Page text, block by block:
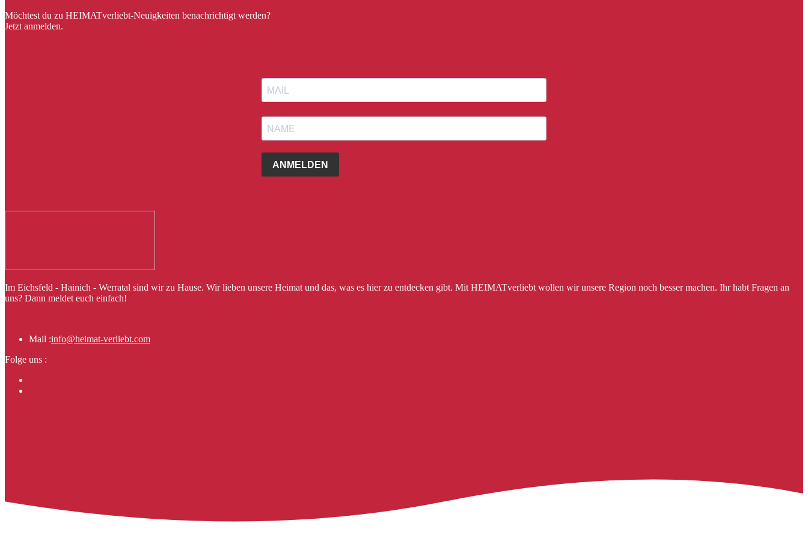
Möchtest du zu HEIMATverliebt-Neuigkeiten benachrichtigt werden?
Jetzt anmelden.
ANMELDEN
Im Eichsfeld - Hainich - Werratal sind wir zu Hause. Wir lieben unsere Heimat und das, was es hier zu entdecken gibt. Mit HEIMATverliebt wollen wir unsere Region noch besser machen. Ihr habt Fragen an
uns? Dann meldet euch einfach!
Mail :info@heimat-verliebt.com
Folge uns :